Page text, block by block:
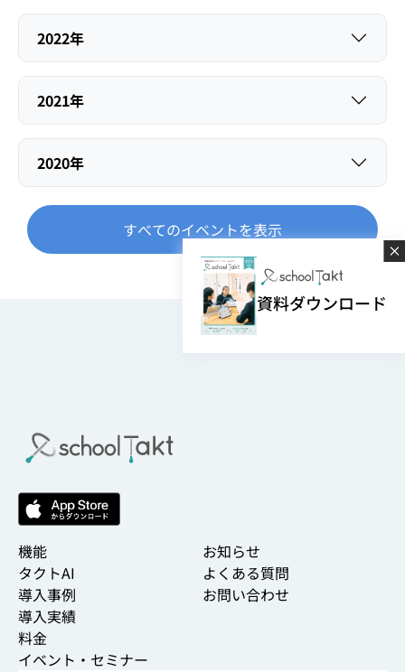
2022年
2021年
2020年
すべてのイベントを表示
資料ダウンロード
機能
タクトAI
導入事例
導入実績
料金
イベント・セミナー
お知らせ
よくある質問
お問い合わせ